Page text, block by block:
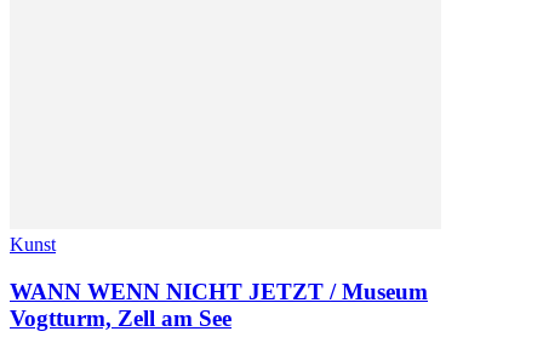
Kunst
WANN WENN NICHT JETZT / Museum
Vogtturm, Zell am See